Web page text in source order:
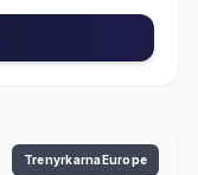
TrenyrkarnaEurope